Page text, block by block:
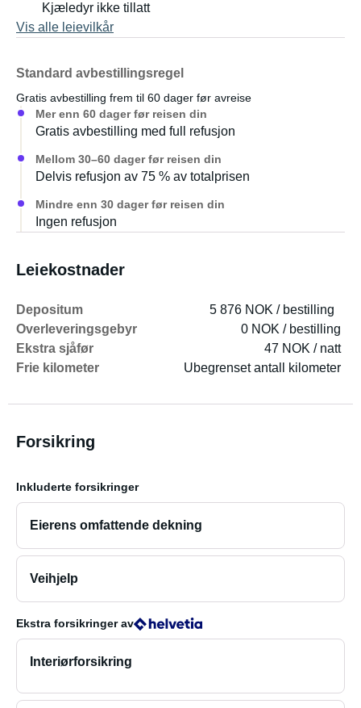
Kjæledyr ikke tillatt
Vis alle leievilkår
Standard avbestillingsregel
Gratis avbestilling frem til 60 dager før avreise
Mer enn 60 dager før reisen din
Gratis avbestilling med full refusjon
Mellom 30–60 dager før reisen din
Delvis refusjon av 75 % av totalprisen
Mindre enn 30 dager før reisen din
Ingen refusjon
Leiekostnader
Depositum
5 876 NOK / bestilling
Overleveringsgebyr
0 NOK / bestilling
Ekstra sjåfør
47 NOK / natt
Frie kilometer
Ubegrenset antall kilometer
Forsikring
Inkluderte forsikringer
Eierens omfattende dekning
Veihjelp
Ekstra forsikringerav
Interiørforsikring